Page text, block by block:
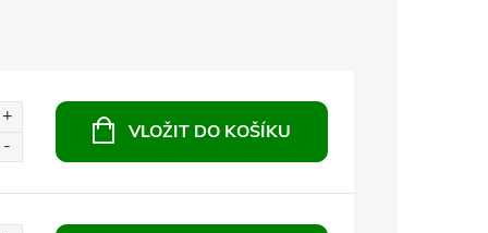
VLOŽIT DO KOŠÍKU